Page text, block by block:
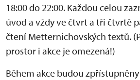
18:00 do 22:00. Každou celou
úvod a vždy ve čtvrt a tři čtvrtě
čtení Metternichovských textů.
prostor i akce je omezená!)
Během akce budou